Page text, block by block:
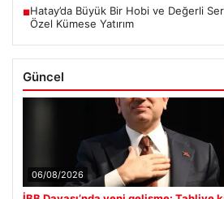
■Hatay’da Büyük Bir Hobi ve Değerli
Özel Kümese Yatırım
Güncel
06/08/2026